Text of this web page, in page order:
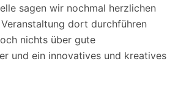
sagen wir nochmal herzlichen
dort durchführen
nichts über gute
und ein innovatives und kreatives